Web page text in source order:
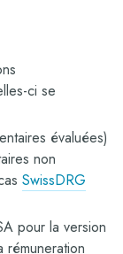
ci se
évaluées)
non
SwissDRG
pour la version